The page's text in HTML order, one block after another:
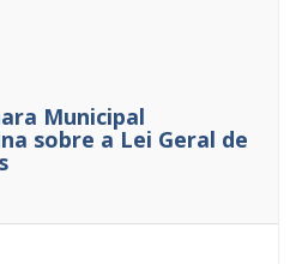
Municipal
sobre a Lei Geral de